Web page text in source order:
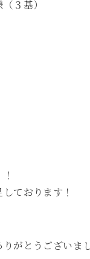
３基）
ております！
がとうございま